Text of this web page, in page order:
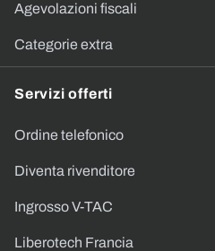
Agevolazioni fiscali
Categorie extra
Servizi offerti
Ordine telefonico
Diventa rivenditore
Ingrosso V-TAC
Liberotech Francia